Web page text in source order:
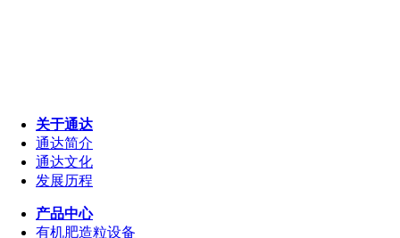
关于通达
通达简介
通达文化
发展历程
产品中心
有机肥造粒设备